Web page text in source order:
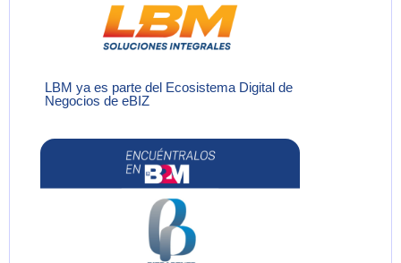
LBM ya es parte del Ecosistema Digital de
Negocios de eBIZ